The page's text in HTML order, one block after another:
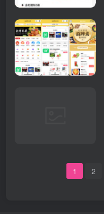
1 2